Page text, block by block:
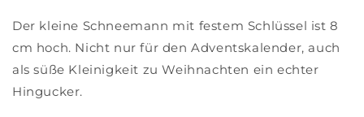
Der kleine Schneemann mit festem Schlüssel ist 8
cm hoch. Nicht nur für den Adventskalender, auch
als süße Kleinigkeit zu Weihnachten ein echter
Hingucker.